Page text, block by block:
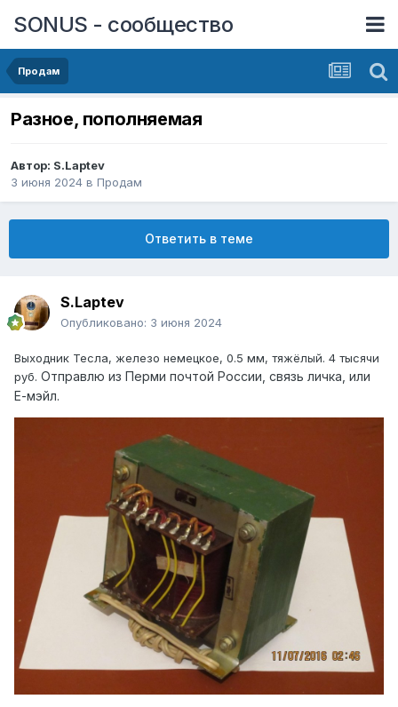
SONUS - сообщество
Продам
Разное, пополняемая
Автор: S.Laptev
3 июня 2024 в Продам
Ответить в теме
S.Laptev
Опубликовано: 3 июня 2024
Выходник Тесла, железо немецкое, 0.5 мм, тяжёлый. 4 тысячи
руб. Отправлю из Перми почтой России, связь личка, или
Е-мэйл.